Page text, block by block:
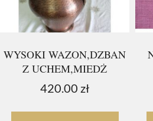
WYSOKI WAZON,DZBAN
Z UCHEM,MIEDŻ
420.00 zł